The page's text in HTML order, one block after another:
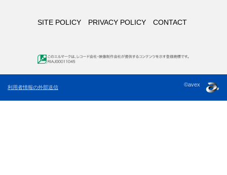
SITE POLICY PRIVACY POLICY CONTACT
利用者情報の外部送信 ©avex